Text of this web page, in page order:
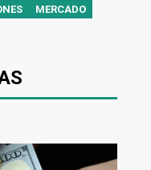
MERCADO